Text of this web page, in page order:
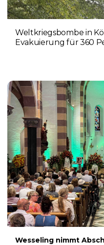
Weltkriegsbombe in
Evakuierung für 360
Wesseling nimmt